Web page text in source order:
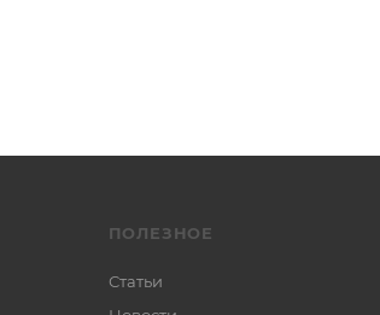
ПОЛЕЗНОЕ
Статьи